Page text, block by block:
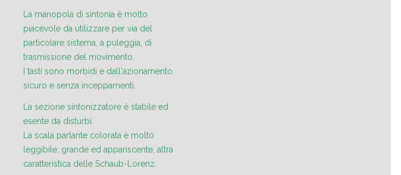
La manopola di sintonia è molto
piacevole da utilizzare per via del
particolare sistema, a puleggia, di
trasmissione del movimento.
I tasti sono morbidi e dall'azionamento
sicuro e senza inceppamenti.
La sezione sintonizzatore è stabile ed
esente da disturbi.
La scala parlante colorata è molto
leggibile, grande ed appariscente, altra
caratteristica delle Schaub-Lorenz.